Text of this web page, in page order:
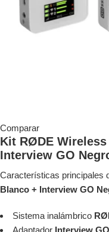
Comparar
Kit RØDE
Interview GO
Características principales
Blanco + Interview GO
Sistema inalámbrico